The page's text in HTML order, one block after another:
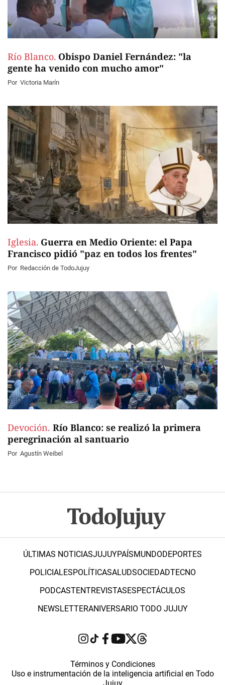
Río Blanco. Obispo Daniel Fernández: "la
gente ha venido con mucho amor"
Por Victoria Marín
Iglesia. Guerra en Medio Oriente: el Papa
Francisco pidió "paz en todos los frentes"
Por Redacción de TodoJujuy
Devoción. Río Blanco: se realizó la primera
peregrinación al santuario
Por Agustín Weibel
ÚLTIMAS NOTICIASJUJUYPAÍSMUNDODEPORTES
POLICIALESPOLÍTICASALUDSOCIEDADTECNO
PODCASTENTREVISTASESPECTÁCULOS
NEWSLETTERANIVERSARIO TODO JUJUY
Términos y Condiciones
Uso e instrumentación de la inteligencia artificial en Todo